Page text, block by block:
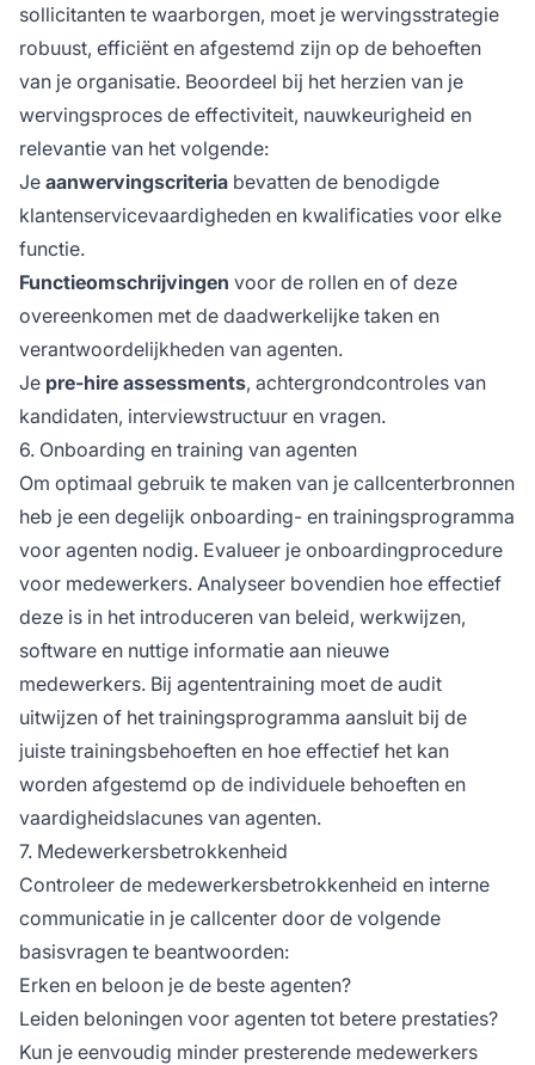
sollicitanten te waarborgen, moet je wervingsstrategie
robuust, efficiënt en afgestemd zijn op de behoeften
van je organisatie. Beoordeel bij het herzien van je
wervingsproces de effectiviteit, nauwkeurigheid en
relevantie van het volgende:
Je aanwervingscriteria bevatten de benodigde
klantenservicevaardigheden en kwalificaties voor elke
functie.
Functieomschrijvingen voor de rollen en of deze
overeenkomen met de daadwerkelijke taken en
verantwoordelijkheden van agenten.
Je pre-hire assessments, achtergrondcontroles van
kandidaten, interviewstructuur en vragen.
6. Onboarding en training van agenten
Om optimaal gebruik te maken van je callcenterbronnen
heb je een degelijk onboarding- en trainingsprogramma
voor agenten nodig. Evalueer je onboardingprocedure
voor medewerkers. Analyseer bovendien hoe effectief
deze is in het introduceren van beleid, werkwijzen,
software en nuttige informatie aan nieuwe
medewerkers. Bij agententraining moet de audit
uitwijzen of het trainingsprogramma aansluit bij de
juiste trainingsbehoeften en hoe effectief het kan
worden afgestemd op de individuele behoeften en
vaardigheidslacunes van agenten.
7. Medewerkersbetrokkenheid
Controleer de medewerkersbetrokkenheid en interne
communicatie in je callcenter door de volgende
basisvragen te beantwoorden:
Erken en beloon je de beste agenten?
Leiden beloningen voor agenten tot betere prestaties?
Kun je eenvoudig minder presterende medewerkers